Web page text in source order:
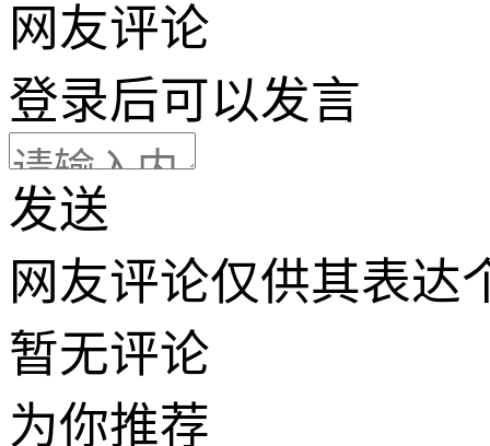
网友评论
登录后可以发言
发送
网友评论仅供其表达
暂无评论
为你推荐